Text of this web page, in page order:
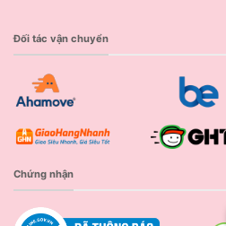
Đối tác vận chuyển
Chứng nhận